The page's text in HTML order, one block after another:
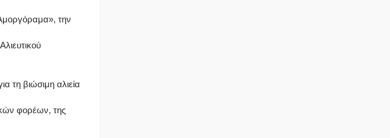
την
τη βιώσιμη αλιεία
φορέων, της